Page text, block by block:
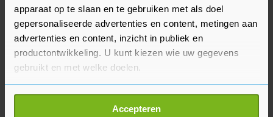
apparaat op te slaan en te gebruiken met als doel
gepersonaliseerde advertenties en content, metingen aan
advertenties en content, inzicht in publiek en
productontwikkeling. U kunt kiezen wie uw gegevens
gebruikt en met welke doelen.
Als u het toestaat, willen we ook graag:
Informatie verzamelen over uw geografische
Accepteren